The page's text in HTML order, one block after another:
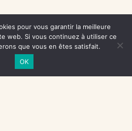
pour vous garantir la meilleure
web. Si vous continuez à utiliser ce
que vous en êtes satisfait.
OK